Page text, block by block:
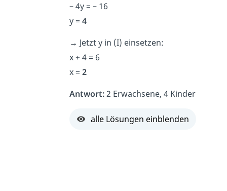
– 4y = – 16
y =4
→ Jetzt y in (I) einsetzen:
x + 4 = 6
x =2
Antwort:2 Erwachsene, 4 Kinder
alle Lösungen einblenden